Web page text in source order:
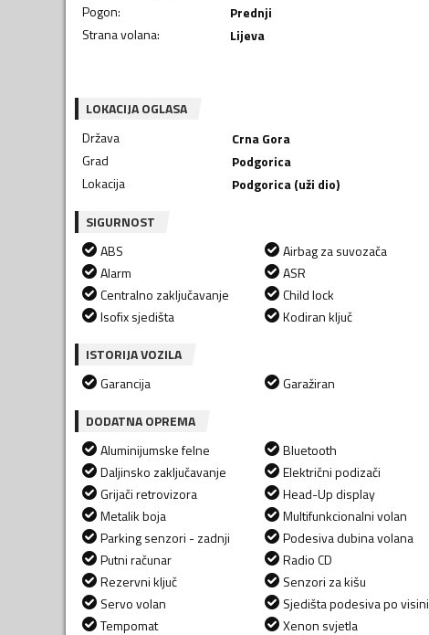
Pogon:
Prednji
Strana volana: Lijeva
LOKACIJA OGLASA
Država
Crna Gora
Grad
Podgorica
Lokacija
Podgorica (uži dio)
SIGURNOST
ABS
Alarm
Centralno zaključavanje
Isofix sjedišta
Airbag za suvozača
ASR
Child lock
Kodiran ključ
ISTORIJA VOZILA
Garancija
Garažiran
DODATNA OPREMA
Aluminijumske felne
Daljinsko zaključavanje
Grijači retrovizora
Metalik boja
Parking senzori - zadnji
Putni računar
Rezervni ključ
Servo volan
Tempomat
Bluetooth
Električni podizači
Head-Up display
Multifunkcionalni volan
Podesiva dubina volana
Radio CD
Senzori za kišu
Sjedišta podesiva po visini
Xenon svjetla